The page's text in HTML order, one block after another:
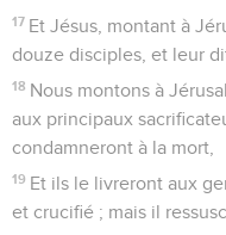
17 Et Jésus, montant à
douze disciples, et leur
18 Nous montons à
aux principaux
condamneront à la mort,
19 Et ils le livreront aux
et crucifié ; mais il